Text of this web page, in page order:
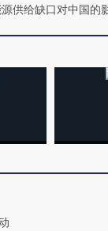
供给缺口对中国的